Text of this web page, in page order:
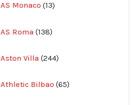
AS Monaco 13
produkter
AS Roma 138
produkter
Aston Villa 244
produkter
Athletic Bilbao 65
produkter